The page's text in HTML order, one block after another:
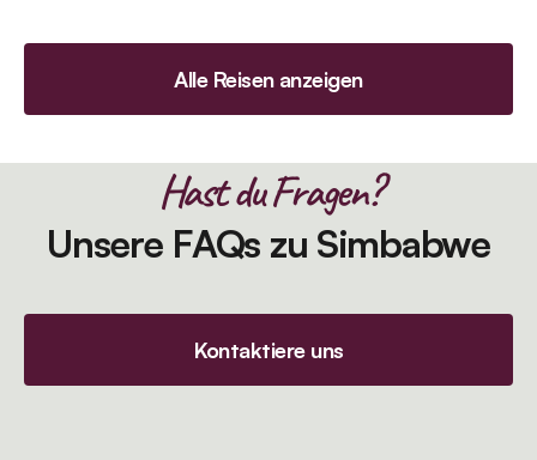
Alle Reisen anzeigen
Hast du Fragen?
Unsere FAQs zu Simbabwe
Kontaktiere uns